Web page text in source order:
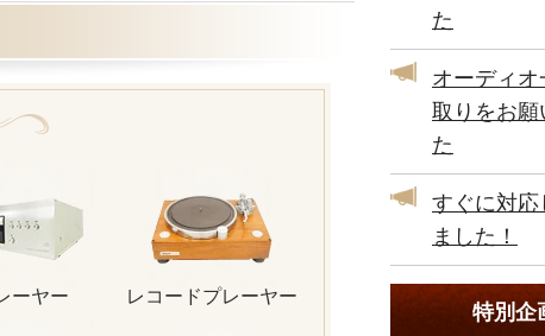
ーヤー レコードプレーヤー
た
オーディオ
取りをお願
た
すぐに対応
ました！
特別企